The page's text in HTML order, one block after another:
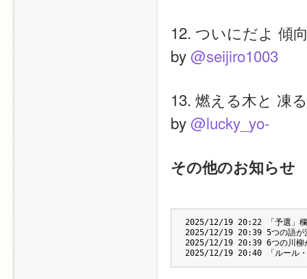
12. ついにだよ
by @seijiro1003
13. 燃える木と 凍
by @lucky_yo-
その他のお知らせ
2025/12/19 20:22 「予選」欄
2025/12/19 20:39 5つの語が
2025/12/19 20:39 6つの川柳
2025/12/19 20:40 「ルール・